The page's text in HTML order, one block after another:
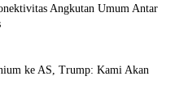
Angkutan Umum Antar
ke AS, Trump: Kami Akan